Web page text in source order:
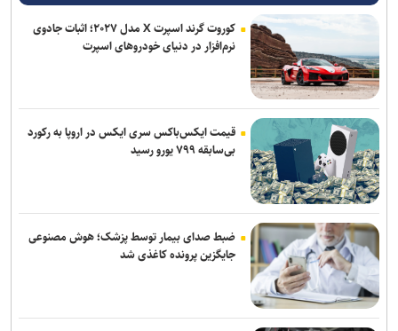
تسلیحاتی آمریکا را صادر کرد
نظرسنجی رویترز: آمریکایی‌ها نگران پیامد‌های جنگ با ایران و افزایش
قیمت سوخت هستند
کوروت گرند اسپرت X مدل ۲۰۲۷؛ اثبات جادوی
نرم‌افزار در دنیای خودروهای اسپرت
قیمت ایکس‌باکس سری ایکس در اروپا به رکورد
بی‌سابقه ۷۹۹ یورو رسید
ضبط صدای بیمار توسط پزشک؛ هوش مصنوعی
جایگزین پرونده کاغذی شد